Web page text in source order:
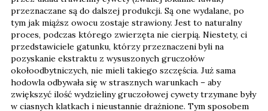
przeznaczane są do dalszej produkcji. Są one wydalane, po
tym jak miąższ owocu zostaje strawiony. Jest to naturalny
proces, podczas którego zwierzęta nie cierpią. Niestety, ci
przedstawiciele gatunku, którzy przeznaczeni byli na
pozyskanie ekstraktu z wysuszonych gruczołów
okołoodbytniczych, nie mieli takiego szczęścia. Już sama
hodowla odbywała się w strasznych warunkach – aby
zwiększyć ilość wydzieliny gruczołowej cywety trzymane były
w ciasnych klatkach i nieustannie drażnione. Tym sposobem